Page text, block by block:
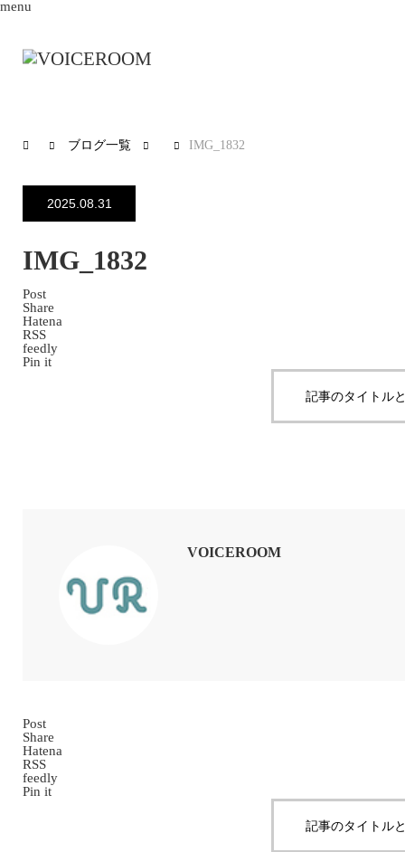
menu
ブログ一覧 IMG_1832
2025.08.31
IMG_1832
Post
Share
Hatena
RSS
feedly
Pin it
記事のタイトル
VOICEROOM
Post
Share
Hatena
RSS
feedly
Pin it
記事のタイトル